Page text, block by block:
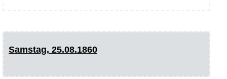
Samstag, 25.08.1860